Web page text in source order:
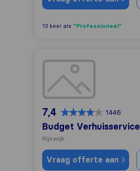
13 keer als "Professioneel"
Budget Verhuisservice
7,4 1446
Budget Verhuisservice
Rijswijk
Vraag offerte aan